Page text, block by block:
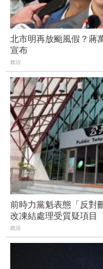
北市明再放颱風假？蔣
宣布
政治
前時力黨魁表態「反對
改凍結處理受質疑項目
政治